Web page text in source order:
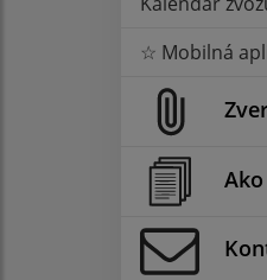
☆ Mobilná